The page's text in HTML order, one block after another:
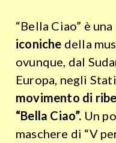
“Bella Ciao” è
iconiche della
ovunque, dal
Europa, negli
movimento di
“Bella Ciao”. Un
maschere di “V